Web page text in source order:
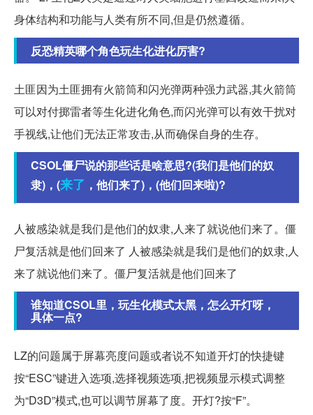
身体结构和功能与人类有所不同,但是仍然遵循。
反恐精英哪个角色玩生化进化厉害?
土匪因为土匪拥有火箭筒和闪光弹两种强力武器,其火箭筒
可以对付掷雷者等生化进化角色,而闪光弹可以有效干扰对
手视线,让他们无法正常攻击,从而确保自身的生存。
CSOL僵尸说的那些话是啥意思?(我们是他们的奴
隶)，(来了 ，他们来了)，(他们回来啦)?
人被感染就是我们是他们的奴隶,人来了就说他们来了。僵
尸复活就是他们回来了 人被感染就是我们是他们的奴隶,人
来了就说他们来了。僵尸复活就是他们回来了
谁知道CSOL里，玩生化模式太黑，怎么开灯呀，
具体一点?
LZ的问题属于屏幕亮度问题或者说不知道开灯的快捷键
按“ESC”键进入选项,选择视频选项,把视频显示模式调整
为“D3D”模式,也可以调节屏幕了度。开灯?按“F”。